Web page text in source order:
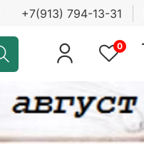
+7(913) 794-13-31
0